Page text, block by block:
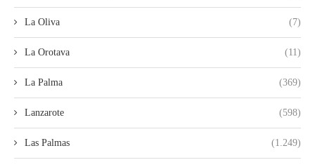
La Oliva (7)
La Orotava (11)
La Palma (369)
Lanzarote (598)
Las Palmas (1.249)